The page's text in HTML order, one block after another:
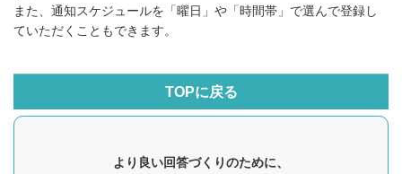
また、通知スケジュールを「曜日」や「時間帯」で選んで登録し
ていただくこともできます。
TOPに戻る
より良い回答づくりのために、